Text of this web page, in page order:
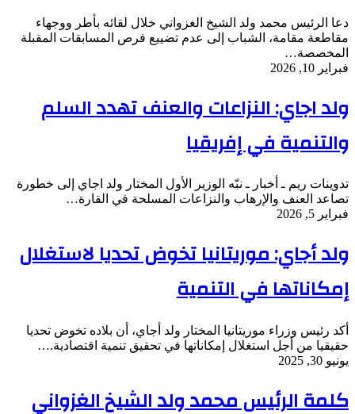
دعا الرئيس محمد ولد الشيخ الغزواني خلال لقائه بأطر ووجهاء
مقاطعة مقامة، الشباب إلى عدم تضييع فرص المسابقات المقبلة
المخصصة…
فبراير 10, 2026
ولد اجاي: النزاعات والعنف تهدد السلم
والتنمية في إفريقيا
تدوينات ريم ـ أخبار ـ نبّه الوزير الأول المختار ولد اجاي إلى خطورة
تصاعد العنف والإرهاب والنزاعات المسلحة في القارة…
فبراير 5, 2026
ولد أجاي: موريتانيا تخوض تحديا لاستغلال
إمكاناتها في التنمية
أكد رئيس وزراء موريتانيا المختار ولد أجاي، أن بلاده تخوض تحديا
حقيقيا من أجل استغلال إمكاناتها في تحقيق تنمية اقتصادية.…
يونيو 30, 2025
كلمة الرئيس محمد ولد الشيخ الغزواني